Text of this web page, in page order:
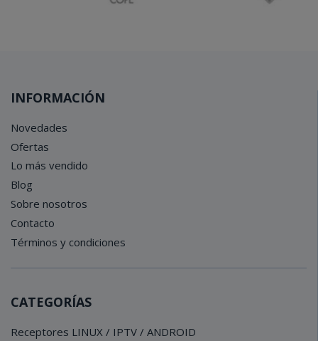
INFORMACIÓN
Novedades
Ofertas
Lo más vendido
Blog
Sobre nosotros
Contacto
Términos y condiciones
CATEGORÍAS
Receptores LINUX / IPTV / ANDROID